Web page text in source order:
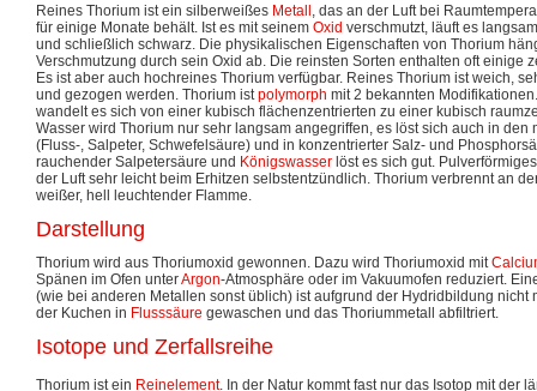
Reines Thorium ist ein silberweißes Metall , das an der Luft bei
für einige Monate behält. Ist es mit seinem Oxid verschmutzt, läuft es
und schließlich schwarz. Die physikalischen Eigenschaften von Thorium
Verschmutzung durch sein Oxid ab. Die reinsten Sorten enthalten oft einige
Es ist aber auch hochreines Thorium verfügbar. Reines Thorium ist weich,
und gezogen werden. Thorium ist polymorph mit 2 bekannten
wandelt es sich von einer kubisch flächenzentrierten zu einer kubisch
Wasser wird Thorium nur sehr langsam angegriffen, es löst sich auch in den
(Fluss-, Salpeter, Schwefelsäure) und in konzentrierter Salz- und
rauchender Salpetersäure und Königswasser löst es sich gut.
der Luft sehr leicht beim Erhitzen selbstentzündlich. Thorium verbrennt an
weißer, hell leuchtender Flamme.
Darstellung
Thorium wird aus Thoriumoxid gewonnen. Dazu wird Thoriumoxid mit
Spänen im Ofen unterArgon-Atmosphäre oder im Vakuumofen reduziert.
(wie bei anderen Metallen sonst üblich) ist aufgrund der Hydridbildung nicht
der Kuchen in Flusssäure gewaschen und das Thoriummetall abfiltriert.
Isotope und Zerfallsreihe
Thorium ist ein Reinelement. In der Natur kommt fast nur das Isotop mit der